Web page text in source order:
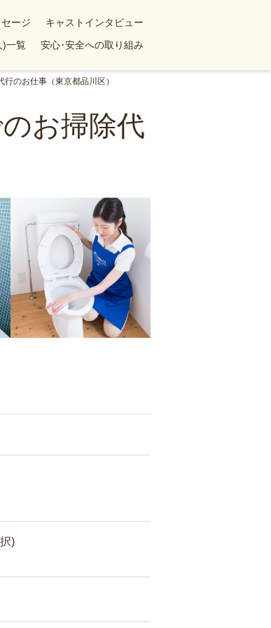
ージ
キャストインタビュー
)一覧 安心･安全への取り組み
のお仕事（東京都品川区）
お掃除代
)